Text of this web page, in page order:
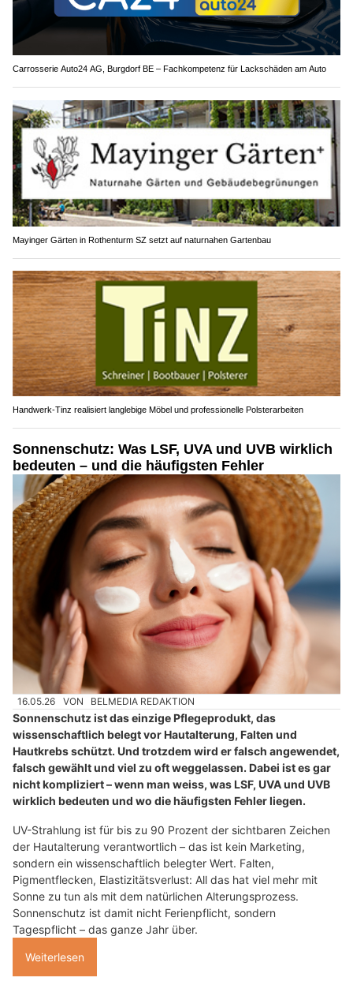
Carrosserie Auto24 AG, Burgdorf BE – Fachkompetenz für Lackschäden am Auto
Mayinger Gärten in Rothenturm SZ setzt auf naturnahen Gartenbau
Handwerk-Tinz realisiert langlebige Möbel und professionelle Polsterarbeiten
Sonnenschutz: Was LSF, UVA und UVB wirklich
bedeuten – und die häufigsten Fehler
16.05.26 VON BELMEDIA REDAKTION
Sonnenschutz ist das einzige Pflegeprodukt, das
wissenschaftlich belegt vor Hautalterung, Falten und
Hautkrebs schützt. Und trotzdem wird er falsch angewendet,
falsch gewählt und viel zu oft weggelassen. Dabei ist es gar
nicht kompliziert – wenn man weiss, was LSF, UVA und UVB
wirklich bedeuten und wo die häufigsten Fehler liegen.
UV-Strahlung ist für bis zu 90 Prozent der sichtbaren Zeichen
der Hautalterung verantwortlich – das ist kein Marketing,
sondern ein wissenschaftlich belegter Wert. Falten,
Pigmentflecken, Elastizitätsverlust: All das hat viel mehr mit
Sonne zu tun als mit dem natürlichen Alterungsprozess.
Sonnenschutz ist damit nicht Ferienpflicht, sondern
Tagespflicht – das ganze Jahr über.
Weiterlesen